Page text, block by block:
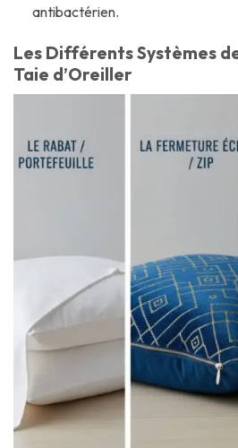
antibactérien.
Les Différents Systèmes
Taie d’Oreiller